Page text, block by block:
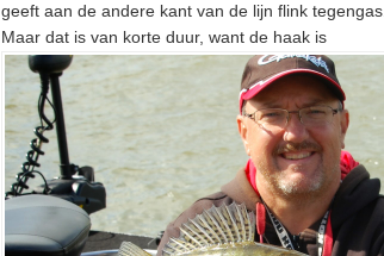
geeft aan de andere kant van de lijn flink tegengas.
Maar dat is van korte duur, want de haak is